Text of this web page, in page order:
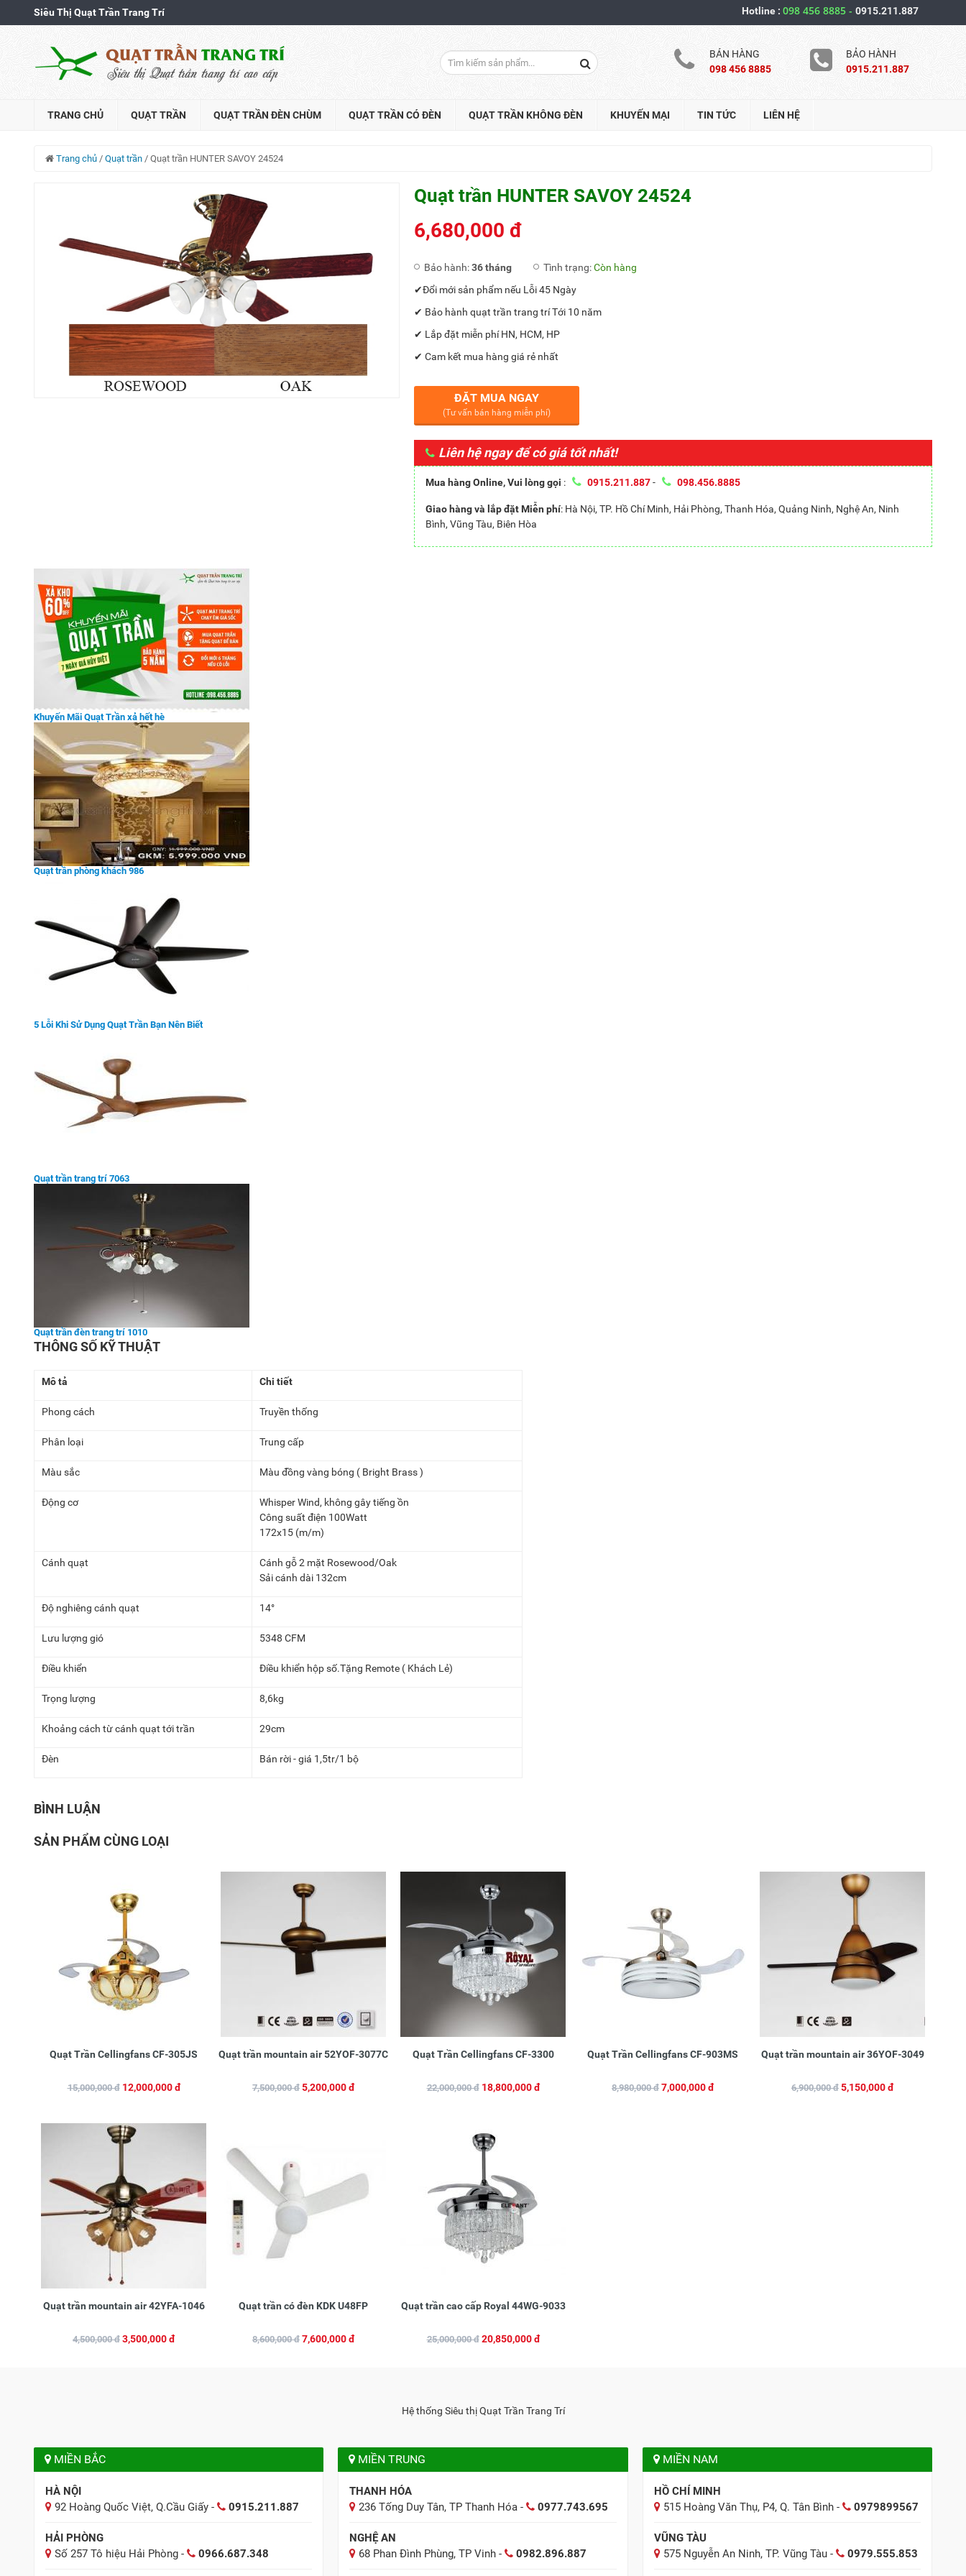
Siêu Thị Quạt Trần Trang Trí Hotline : 098 456 8885 - 0915.211.887
BÁN HÀNG
098 456 8885
BẢO HÀNH
0915.211.887
TRANG CHỦ QUẠT TRẦN QUẠT TRẦN ĐÈN CHÙM QUẠT TRẦN CÓ ĐÈN QUẠT TRẦN KHÔNG ĐÈN KHUYẾN MẠI TIN TỨC LIÊN HỆ
Trang chủ / Quạt trần / Quạt trần HUNTER SAVOY 24524
Quạt trần HUNTER SAVOY 24524
6,680,000 đ
Bảo hành:36 tháng Tình trạng:Còn hàng
✔Đổi mới sản phẩm nếu Lỗi 45 Ngày
✔ Bảo hành quạt trần trang trí Tới 10 năm
✔ Lắp đặt miễn phí HN, HCM, HP
✔ Cam kết mua hàng giá rẻ nhất
ĐẶT MUA NGAY
(Tư vấn bán hàng miễn phí)
Liên hệ ngay để có giá tốt nhất!
Mua hàng Online, Vui lòng gọi : 0915.211.887- 098.456.8885
Giao hàng và lắp đặt Miễn phí: Hà Nội, TP. Hồ Chí Minh, Hải Phòng, Thanh Hóa, Quảng Ninh, Nghệ An, Ninh
Bình, Vũng Tàu, Biên Hòa
Khuyến Mãi Quạt Trần xả hết hè
Quạt trần phòng khách 986
5 Lỗi Khi Sử Dụng Quạt Trần Bạn Nên Biết
Quạt trần trang trí 7063
Quạt trần đèn trang trí 1010
THÔNG SỐ KỸ THUẬT
Mô tả Chi tiết
Phong cách Truyền thống
Phân loại Trung cấp
Màu sắc Màu đồng vàng bóng ( Bright Brass )
Động cơ
Whisper Wind, không gây tiếng ồn
Công suất điện 100Watt
172x15 (m/m)
Cánh quạt
Cánh gỗ 2 mặt Rosewood/Oak
Sải cánh dài 132cm
Độ nghiêng cánh quạt 14°
Lưu lượng gió 5348 CFM
Điều khiển Điều khiển hộp số.Tặng Remote ( Khách Lẻ)
Trọng lượng 8,6kg
Khoảng cách từ cánh quạt tới trần 29cm
Đèn Bán rời - giá 1,5tr/1 bộ
BÌNH LUẬN
SẢN PHẨM CÙNG LOẠI
Quạt Trần Cellingfans CF-305JS
15,000,000 đ 12,000,000 đ
Quạt trần mountain air 52YOF-3077C
7,500,000 đ 5,200,000 đ
Quạt Trần Cellingfans CF-3300
22,000,000 đ 18,800,000 đ
Quạt Trần Cellingfans CF-903MS
8,980,000 đ 7,000,000 đ
Quạt trần mountain air 36YOF-3049
6,900,000 đ 5,150,000 đ
Quạt trần mountain air 42YFA-1046
4,500,000 đ 3,500,000 đ
Quạt trần có đèn KDK U48FP
8,600,000 đ 7,600,000 đ
Quạt trần cao cấp Royal 44WG-9033
25,000,000 đ 20,850,000 đ
Hệ thống Siêu thị Quạt Trần Trang Trí
MIỀN BẮC
HÀ NỘI
92 Hoàng Quốc Việt, Q.Cầu Giấy -
0915.211.887
HẢI PHÒNG
Số 257 Tô hiệu Hải Phòng -
0966.687.348
MIỀN TRUNG
THANH HÓA
236 Tống Duy Tân, TP Thanh Hóa -
0977.743.695
NGHỆ AN
68 Phan Đình Phùng, TP Vinh -
0982.896.887
MIỀN NAM
HỒ CHÍ MINH
515 Hoàng Văn Thụ, P4, Q. Tân Bình -
0979899567
VŨNG TÀU
575 Nguyễn An Ninh, TP. Vũng Tàu -
0979.555.853